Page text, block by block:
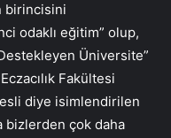
birincisini
odaklı eğitim” olup,
Üniversite”
Fakültesi
diye isimlendirilen
bizlerden çok daha